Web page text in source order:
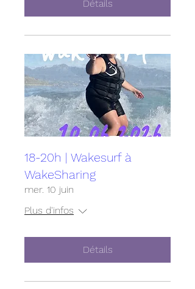
Détails
18-20h | Wakesurf à
WakeSharing
mer. 10 juin
Plus d'infos
Détails